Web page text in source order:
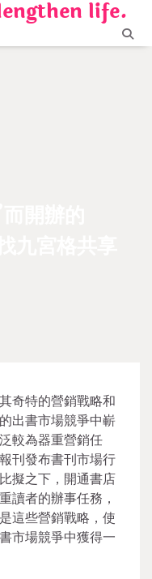
life.
奇特的營銷戰略和
出書市場競爭中嶄
較為器重營銷任
刊發布書刊市場行
擬之下，開通書店
讀者的辦事任務，
這些營銷戰略，使
市場競爭中獲得一